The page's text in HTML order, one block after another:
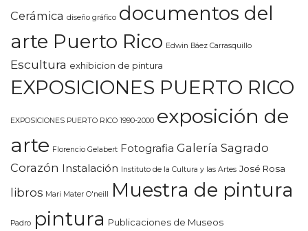
Cerámica diseño gráfico documentos del
arte Puerto Rico Edwin Báez Carrasquillo
Escultura exhibicion de pintura
EXPOSICIONES PUERTO RICO
EXPOSICIONES PUERTO RICO 1990-2000 exposición de
arte Florencio Gelabert Fotografia Galería Sagrado
Corazón Instalación Instituto de la Cultura y las Artes José Rosa
libros Mari Mater O'neill Muestra de pintura
Padro pintura Publicaciones de Museos